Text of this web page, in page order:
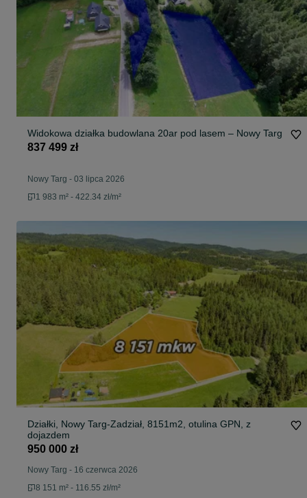
Widokowa działka budowlana 20ar pod lasem – Nowy Targ
837 499 zł
Nowy Targ - 03 lipca 2026
1 983 m² - 422.34 zł/m²
Działki, Nowy Targ-Zadział, 8151m2, otulina GPN, z
dojazdem
950 000 zł
Nowy Targ - 16 czerwca 2026
8 151 m² - 116.55 zł/m²